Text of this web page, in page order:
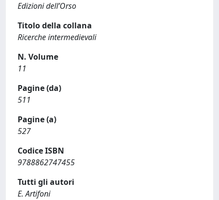
Edizioni dell’Orso
Titolo della collana
Ricerche intermedievali
N. Volume
11
Pagine (da)
511
Pagine (a)
527
Codice ISBN
9788862747455
Tutti gli autori
E. Artifoni